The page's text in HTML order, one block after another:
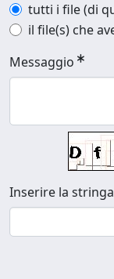
tutti i file (di
il file(s) che
Messaggio
Inserire la